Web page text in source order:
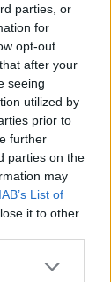
parties, or
for
opt-out
after your
seeing
utilized by
prior to
further
parties on the
may
IAB’s List of
it to other
τον